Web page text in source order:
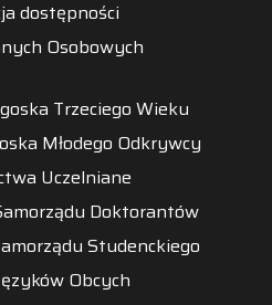
dostępności
Osobowych
Trzeciego Wieku
Młodego Odkrywcy
Uczelniane
Doktorantów
Studenckiego
Obcych